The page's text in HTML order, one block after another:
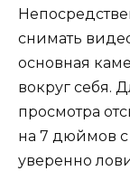
снимать
основная
вокруг себя.
просмотра
на 7 дюймов с
уверенно